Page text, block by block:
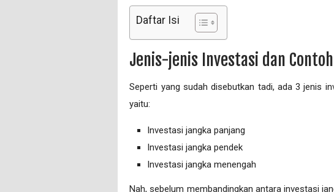
Daftar Isi
Jenis-jenis Investasi dan
Seperti yang sudah disebutkan tadi, ada 3 jenis
yaitu:
Investasi jangka panjang
Investasi jangka pendek
Investasi jangka menengah
Nah, sebelum membandingkan antara investasi